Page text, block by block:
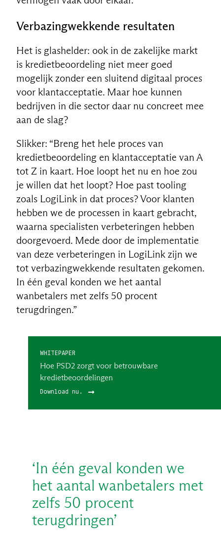
Verbazingwekkende resultaten
Het is glashelder: ook in de zakelijke markt
is kredietbeoordeling niet meer goed
mogelijk zonder een sluitend digitaal proces
voor klantacceptatie. Maar hoe kunnen
bedrijven in die sector daar nu concreet mee
aan de slag?
Slikker: “Breng het hele proces van
kredietbeoordeling en klantacceptatie van A
tot Z in kaart. Hoe loopt het nu en hoe zou
je willen dat het loopt? Hoe past tooling
zoals LogiLink in dat proces? Voor klanten
hebben we de processen in kaart gebracht,
waarna specialisten verbeteringen hebben
doorgevoerd. Mede door de implementatie
van deze verbeteringen in LogiLink zijn we
tot verbazingwekkende resultaten gekomen.
In één geval konden we het aantal
wanbetalers met zelfs 50 procent
terugdringen.”
WHITEPAPER
Hoe PSD2 zorgt voor betrouwbare
kredietbeoordelingen
Download nu.
‘In één geval konden we
het aantal wanbetalers met
zelfs 50 procent
terugdringen’